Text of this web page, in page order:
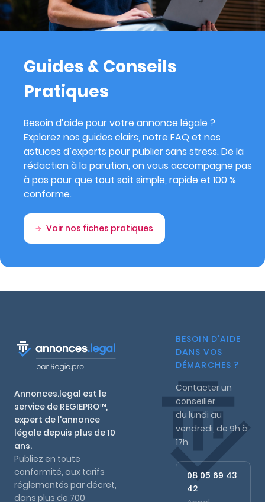
Guides & Conseils
Pratiques
Besoin d’aide pour votre annonce légale ?
Explorez nos guides clairs, notre FAQ et nos
astuces d’experts pour publier sans stress. De la
rédaction à la parution, on vous accompagne pas
à pas pour que tout soit simple, rapide et 100 %
conforme.
Voir nos fiches pratiques
Annonces.legal est le
service de REGIEPRO™,
expert de l'annonce
légale depuis plus de 10
ans.
Publiez en toute
conformité, aux tarifs
réglementés par décret,
dans plus de 700
BESOIN D'AIDE
DANS VOS
DÉMARCHES ?
Contacter un
conseiller
du lundi au
vendredi, de 9h à
17h
08 05 69 43
42